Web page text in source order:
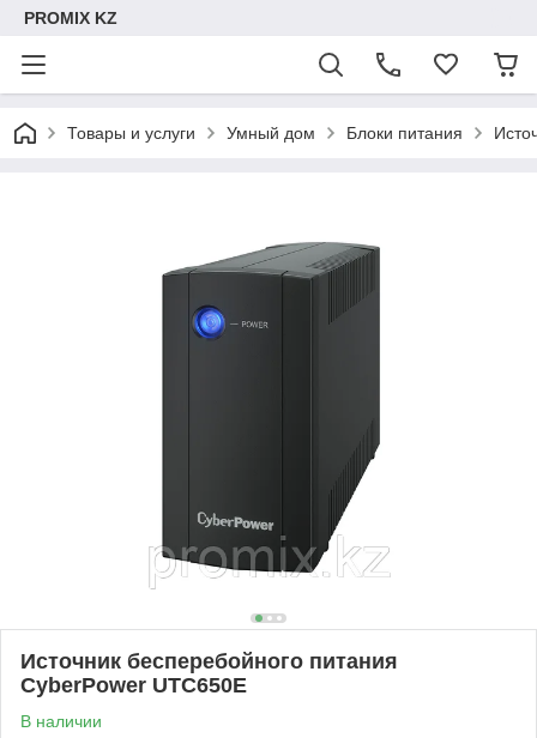
PROMIX KZ
Товары и услуги Умный дом Блоки питания
Источник бесперебойного питания
CyberPower UTC650E
В наличии